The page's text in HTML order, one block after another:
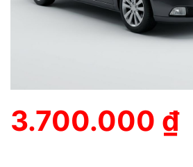
3.700.000 ₫